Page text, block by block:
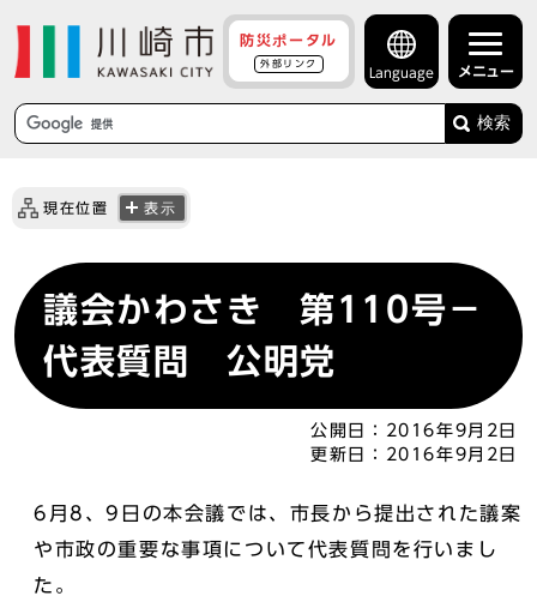
防災ポータル
外部リンク
Language メニュー
検索
現在位置 表示
議会かわさき 第110号－
代表質問 公明党
公開日：
2016年9月2日
更新日：
2016年9月2日
6月8、9日の本会議では、市長から提出された議案
や市政の重要な事項について代表質問を行いまし
た。